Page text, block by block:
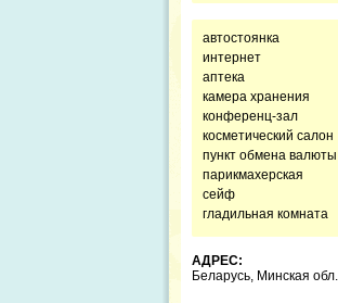
автостоянка
интернет
аптека
камера хранения
конференц-зал
косметический салон
пункт обмена валюты
парикмахерская
сейф
гладильная комната
АДРЕС:
Беларусь, Минская